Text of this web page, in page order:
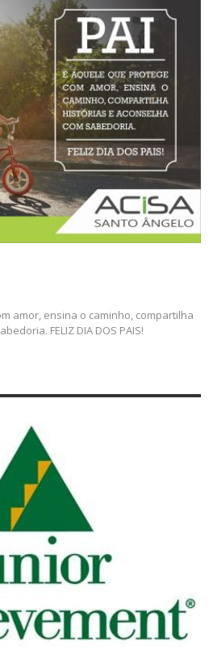
amor, ensina o caminho, compartilha
FELIZ DIA DOS PAIS!